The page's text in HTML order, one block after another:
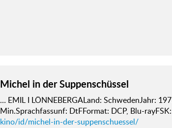
Michel in der Suppenschüssel
… EMIL I LÖNNEBERGALand: SchwedenJahr:
Min.Sprachfassunf: DtFFormat: DCP, Blu-
kino/id/michel-in-der-suppenschuessel/